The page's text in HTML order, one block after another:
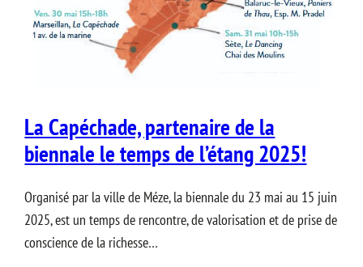
La Capéchade, partenaire de la
biennale le temps de l’étang 2025!
Organisé par la ville de Méze, la biennale du 23 mai au 15 juin
2025, est un temps de rencontre, de valorisation et de prise de
conscience de la richesse…